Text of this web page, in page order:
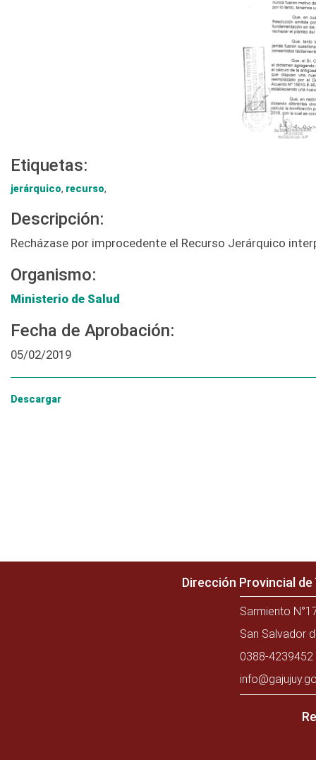
Etiquetas:
jerárquico, recurso,
Descripción:
Recházase por improcedente el Recurso Jerárquico
Organismo:
Ministerio de Salud
Fecha de Aprobación:
05/02/2019
Descargar
Dirección Provincial
Sarmiento
San Salvador
0388-